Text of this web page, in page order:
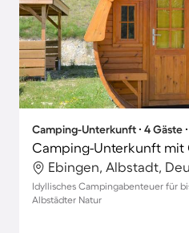
Camping-Unterkunft ∙ 4 Gäste
Camping-Unterkunft mit
Ebingen, Albstadt,
Idyllisches Campingabenteuer für
Albstädter Natur